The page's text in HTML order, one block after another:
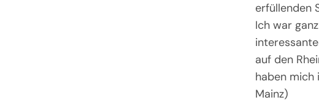
erfüllenden
Ich war
auf den
haben mich
Mainz)